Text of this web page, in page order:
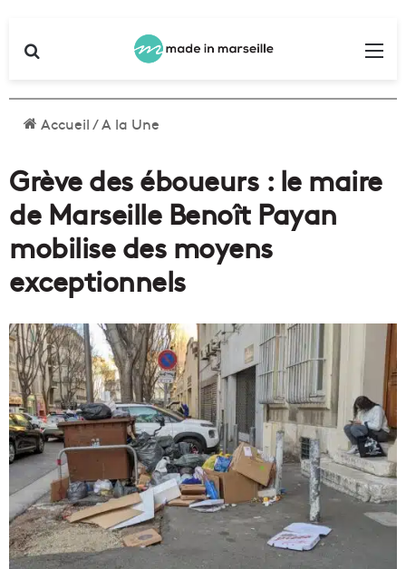
Accueil/A la Une
Grève des éboueurs : le maire
de Marseille Benoît Payan
mobilise des moyens
exceptionnels